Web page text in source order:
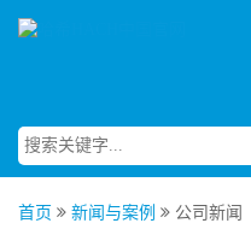
首页 新闻与案例 公司新闻